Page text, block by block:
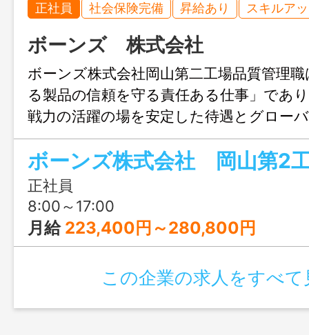
正社員 社会保険完備 昇給あり スキルア
ボーンズ 株式会社
ボーンズ株式会社岡山第二工場品質管理
る製品の信頼を守る責任ある仕事」であ
戦力の活躍の場を安定した待遇とグロー
術とキャリアを磨けるのが最大の魅力で
日＋賞与年2回♪ボーンズで働きませんか
正社員
8:00～17:00
月給 223,400円～280,800円
この企業の求人をすべて